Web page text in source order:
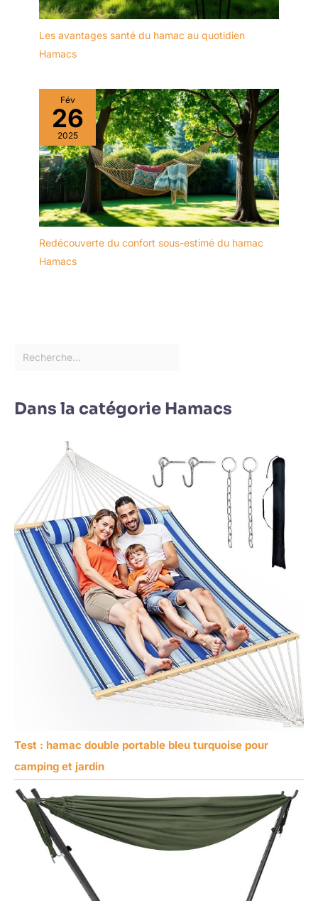
Les avantages santé du hamac au quotidien
Hamacs
Fév
26
2025
Redécouverte du confort sous-estimé du hamac
Hamacs
Dans la catégorie Hamacs
Test : hamac double portable bleu turquoise pour
camping et jardin